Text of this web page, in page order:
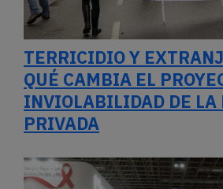
TERRICIDIO Y
QUÉ CAMBIA EL
INVIOLABILIDAD DE LA
PRIVADA